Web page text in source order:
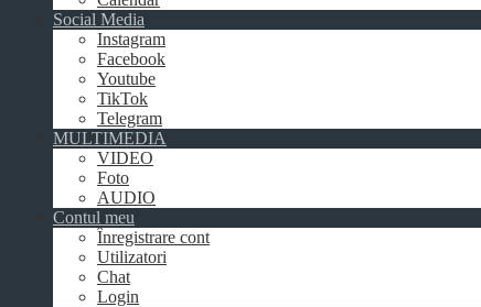
Social Media
Instagram
Facebook
Youtube
TikTok
Telegram
MULTIMEDIA
VIDEO
Foto
AUDIO
Contul meu
Înregistrare cont
Utilizatori
Chat
Login